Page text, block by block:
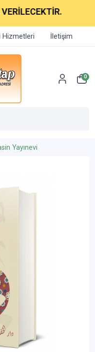
Hizmetleri İletişim
0
Yayınevi